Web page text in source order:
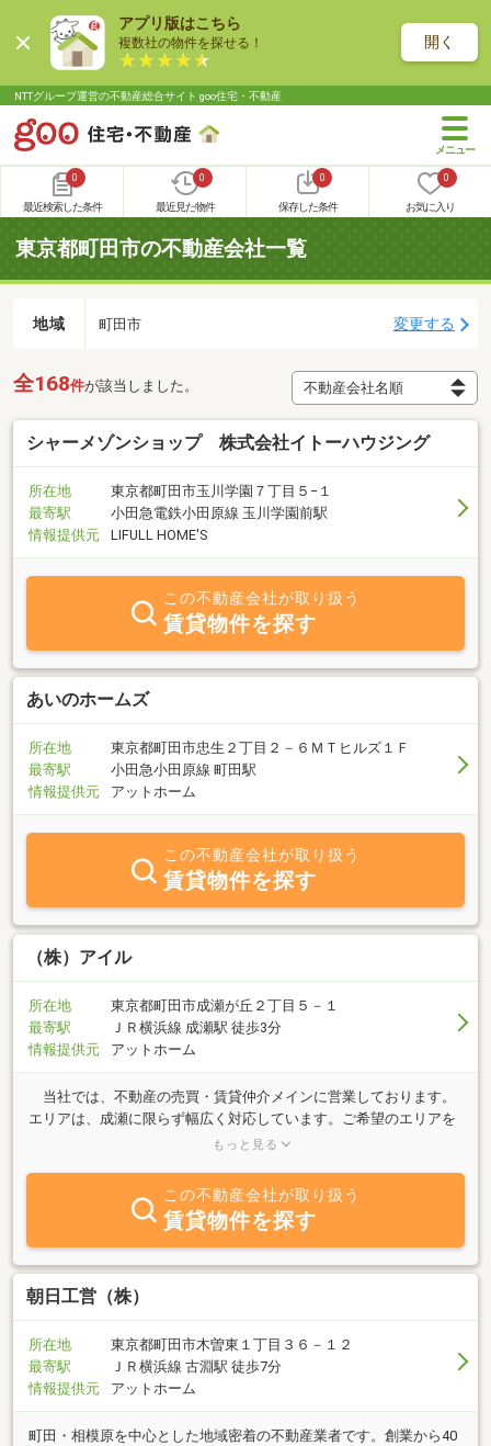
アプリ版はこちら
複数社の物件を探せる！ 開く
NTTグループ運営の不動産総合サイト goo住宅・不動産
0
最近検索した条件
0
最近見た物件
0
保存した条件
0
お気に入り
東京都町田市の不動産会社一覧
地域 町田市 変更する
全168件が該当しました。
シャーメゾンショップ 株式会社イトーハウジング
所在地
東京都町田市玉川学園７丁目５−１
最寄駅
小田急電鉄小田原線 玉川学園前駅
情報提供元
LIFULL HOME'S
この不動産会社が取り扱う
賃貸物件を探す
あいのホームズ
所在地
東京都町田市忠生２丁目２－６ＭＴヒルズ１Ｆ
最寄駅
小田急小田原線 町田駅
情報提供元
アットホーム
この不動産会社が取り扱う
賃貸物件を探す
（株）アイル
所在地
東京都町田市成瀬が丘２丁目５－１
最寄駅
ＪＲ横浜線 成瀬駅 徒歩3分
情報提供元
アットホーム
当社では、不動産の売買・賃貸仲介メインに営業しております。
エリアは、成瀬に限らず幅広く対応しています。ご希望のエリアを
お申しつけください。 お客様の希望を第一に、きめ細やかな提案
です。女性ならではの視点でご提案いたします。 是非お気軽に、
ご来店ください。
もっと見る
この不動産会社が取り扱う
賃貸物件を探す
朝日工営（株）
所在地
東京都町田市木曽東１丁目３６－１２
最寄駅
ＪＲ横浜線 古淵駅 徒歩7分
情報提供元
アットホーム
町田・相模原を中心とした地域密着の不動産業者です。創業から40